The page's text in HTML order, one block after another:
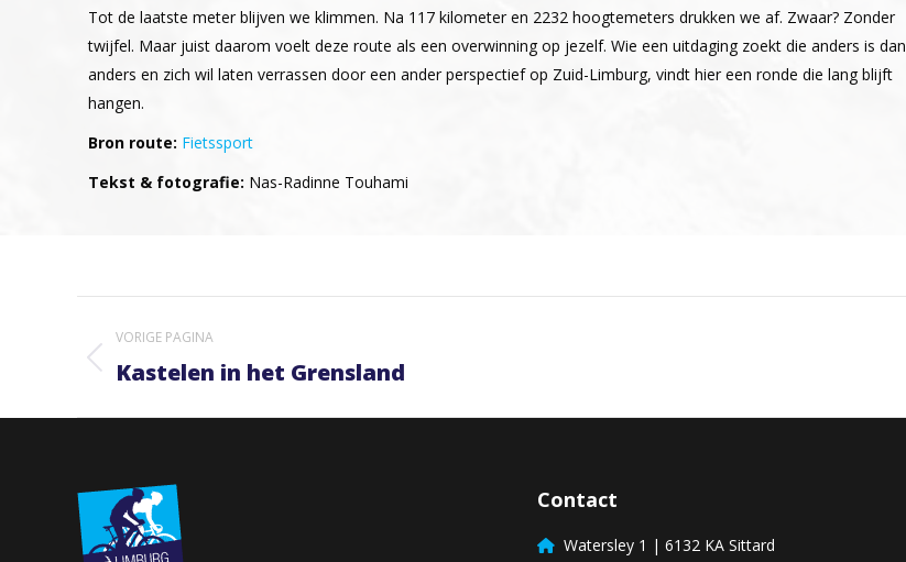
Tot de laatste meter blijven we klimmen. Na 117 kilometer en 2232 hoogtemeters drukken we af. Zwaar? Zonder
twijfel. Maar juist daarom voelt deze route als een overwinning op jezelf. Wie een uitdaging zoekt die anders is dan
anders en zich wil laten verrassen door een ander perspectief op Zuid-Limburg, vindt hier een ronde die lang blijft
hangen.
Bron route: Fietssport
Tekst & fotografie: Nas-Radinne Touhami
navigation
VORIGE PAGINA
Previous
Kastelen in het Grensland
Contact
Watersley 1 | 6132 KA Sittard